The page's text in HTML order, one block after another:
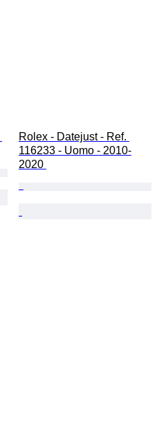
Rolex - Datejust - Ref.
116233 - Uomo - 2010-
2020